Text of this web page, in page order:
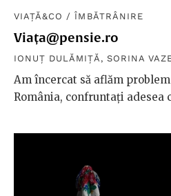
VIAȚĂ&CO /ÎMBĂTRÂNIRE
Viața@pensie.ro
IONUȚ DULĂMIȚĂ , SORINA
Am încercat să aflăm
România, confruntați adesea